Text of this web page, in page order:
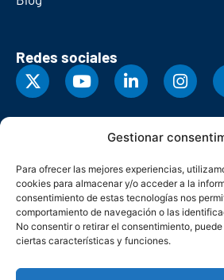
Gestionar
Para ofrecer las mejores experiencias,
cookies para almacenar y/o acceder a la
consentimiento de estas tecnologías nos
comportamiento de navegación o las
No consentir o retirar el consentimiento,
ciertas características y funciones.
Redes sociales
© Copyright 2026. Federación